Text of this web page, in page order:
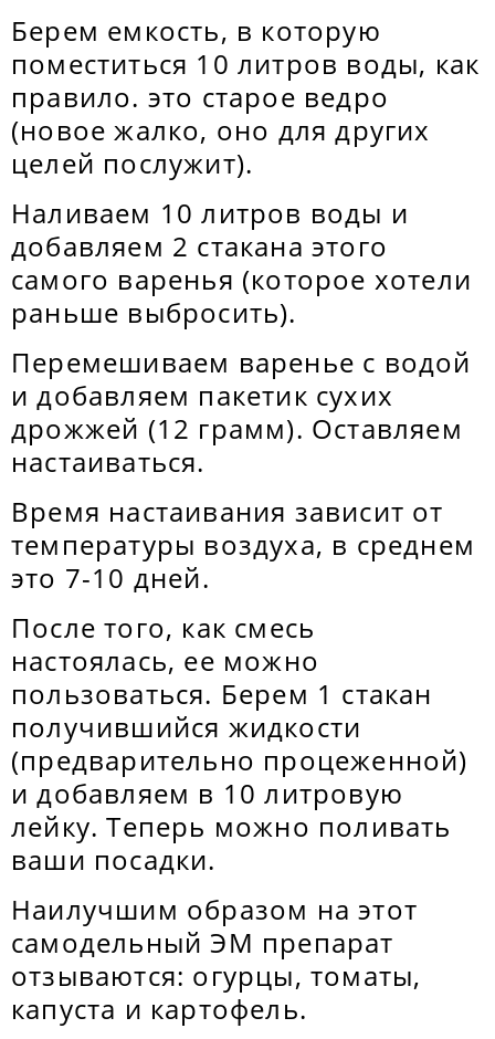
Берем емкость, в которую
поместиться 10 литров воды, как
правило. это старое ведро
(новое жалко, оно для других
целей послужит).
Наливаем 10 литров воды и
добавляем 2 стакана этого
самого варенья (которое хотели
раньше выбросить).
Перемешиваем варенье с водой
и добавляем пакетик сухих
дрожжей (12 грамм). Оставляем
настаиваться.
Время настаивания зависит от
температуры воздуха, в среднем
это 7-10 дней.
После того, как смесь
настоялась, ее можно
пользоваться. Берем 1 стакан
получившийся жидкости
(предварительно процеженной)
и добавляем в 10 литровую
лейку. Теперь можно поливать
ваши посадки.
Наилучшим образом на этот
самодельный ЭМ препарат
отзываются: огурцы, томаты,
капуста и картофель.